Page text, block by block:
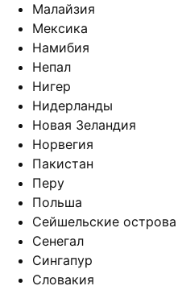
Малайзия
Мексика
Намибия
Непал
Нигер
Нидерланды
Новая Зеландия
Норвегия
Пакистан
Перу
Польша
Сейшельские острова
Сенегал
Сингапур
Словакия